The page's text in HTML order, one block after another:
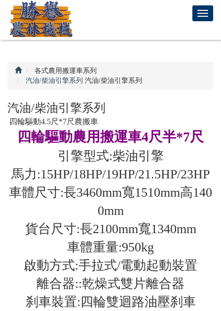
T
t
n
回
首
頁
各式農用搬運車系列
汽油/柴油引擎系列 汽油/柴油引擎系列
汽油/柴油引擎系列
四輪驅動4.5尺*7尺農搬車
四輪驅動農用搬運車4尺半*7尺
引擎型式:柴油引擎
馬力:15HP/18HP/19HP/21.5HP/23HP
車體尺寸:長3460mm寬1510mm高140
0mm
貨台尺寸:長2100mm寬1340mm
車體重量:950kg
啟動方式:手拉式/電動起動裝置
離合器::乾燥式雙片離合器
刹車裝置:四輪雙迴路油壓刹車